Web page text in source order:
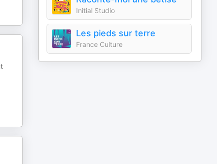
Initial Studio
Les pieds sur terre
France Culture